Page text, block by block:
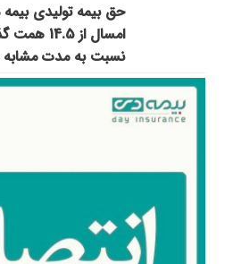
حق بیمه تولیدی
نسبت به مدت